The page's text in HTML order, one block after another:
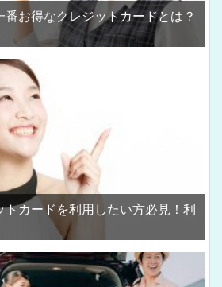
お得なクレジットカードとは？
トカードを利用したい方必見！利